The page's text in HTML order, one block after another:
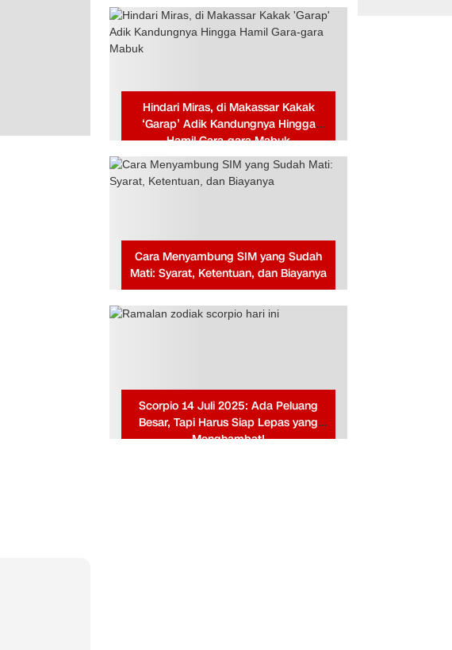
Hindari Miras, di Makassar Kakak
‘Garap’ Adik Kandungnya Hingga
Hamil Gara-gara Mabuk
Cara Menyambung SIM yang Sudah
Mati: Syarat, Ketentuan, dan Biayanya
Scorpio 14 Juli 2025: Ada Peluang
Besar, Tapi Harus Siap Lepas yang
Menghambat!